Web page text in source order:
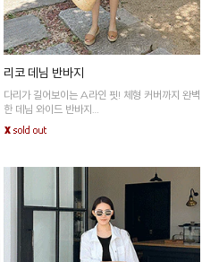
리코 데님 반바지
다리가 길어보이는 A라인 핏! 체형 커버까지 완벽
한 데님 와이드 반바지
뒷밴딩이 있어서 편안해요